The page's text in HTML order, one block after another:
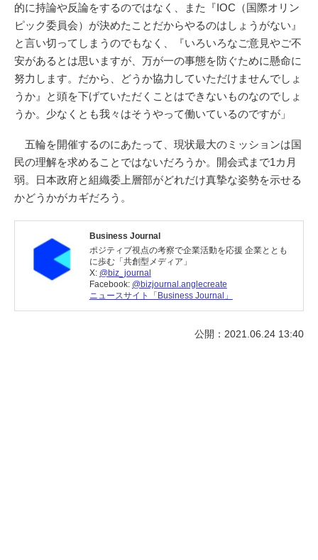
的に持論や反論をするのではなく、また『IOC（国際オリン
ピック委員会）が決めたことだからやるのはしょうがない』
と言い切ってしまうのでもなく、『いろいろなご意見やご不
安があるとは思いますが、万が一の事態を防ぐために懸命に
努力します。だから、どうか協力していただけませんでしょ
うか』と頭を下げていただくことはできないものなのでしょ
うか。少なくとも我々はそうやって働いているのですが」
五輪を開催するのにあたって、現状最大のミッションは国
民の理解を求めることではないだろうか。開会式まで1カ月
弱。日本政府と組織委上層部がどれだけ真摯な姿勢を示せる
かどうかがカギだろう。
Business Journal
ポジティブ視点の考察で企業活動を応援 企業ととも
に歩む「共創型メディア」
X: @biz_journal
Facebook: @bizjournal.anglecreate
ニュースサイト「Business Journal」
公開：2021.06.24 13:40